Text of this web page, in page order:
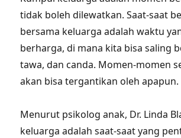
tidak boleh dilewatkan. Saat-saat
bersama keluarga adalah waktu
berharga, di mana kita bisa saling
tawa, dan canda. Momen-momen
akan bisa tergantikan oleh apapun.
Menurut psikolog anak, Dr. Linda
keluarga adalah saat-saat yang